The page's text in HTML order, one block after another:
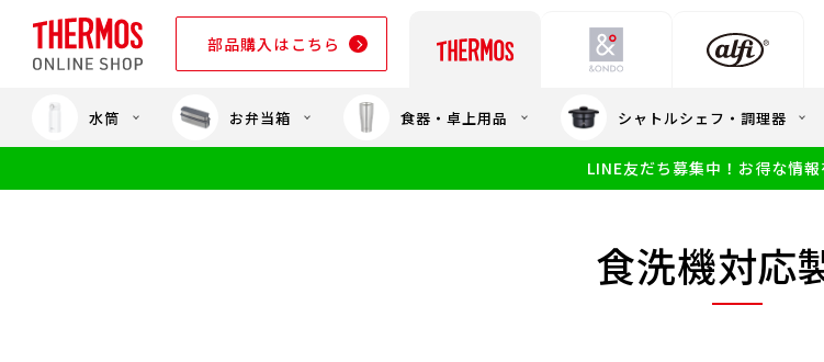
部品購入はこちら
部品購入はこちら
食洗機対応 幼児・園児
水筒 お弁当箱 食器・卓上用品 シャトルシェフ・調理器
LINE友だち募集中！お得な情報
食洗機対応